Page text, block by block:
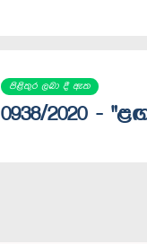
පිළිතුර ලබා දී ඇත
0938/2020 -